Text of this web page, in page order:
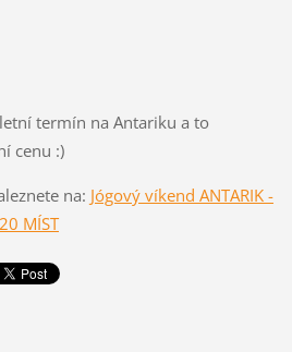
termín na Antariku a to
cenu :)
na: Jógový víkend ANTARIK -
MÍST